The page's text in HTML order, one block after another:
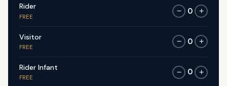
Rider
FREE
− 0 +
Visitor
FREE
− 0 +
Rider Infant
FREE
− 0 +